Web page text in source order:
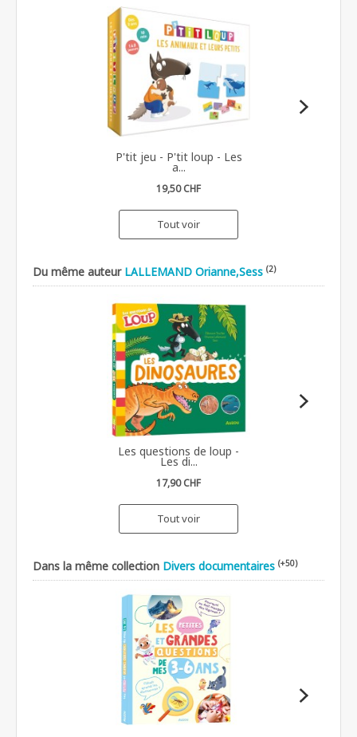
P'tit jeu - P'tit loup - Les
a...
19,50 CHF
Tout voir
Du même auteur LALLEMAND Orianne,Sess (2)
Les questions de loup -
Les di...
17,90 CHF
Tout voir
Dans la même collection Divers documentaires (+50)